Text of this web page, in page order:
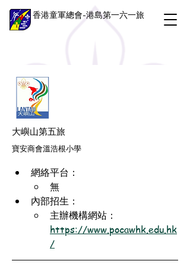
香港童軍總會-港島第一六一旅
大嶼山第五旅
寶安商會溫浩根小學
網絡平台：
無
內部招生：
主辦機構網站：
https://www.pocawhk.edu.hk
/